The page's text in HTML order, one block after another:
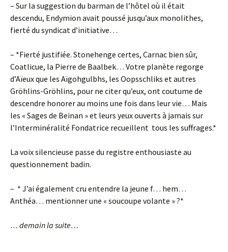
– Sur la suggestion du barman de l’hôtel où il était
descendu, Endymion avait poussé jusqu’aux monolithes,
fierté du syndicat d’initiative…
– *Fierté justifiée. Stonehenge certes, Carnac bien sûr,
Coatlicue, la Pierre de Baalbek… Votre planète regorge
d’Aïeux que les Aïgohgulbhs, les Oopsschliks et autres
Gröhlins-Gröhlins, pour ne citer qu’eux, ont coutume de
descendre honorer au moins une fois dans leur vie… Mais
les « Sages de Beinan » et leurs yeux ouverts à jamais sur
l’Interminéralité Fondatrice recueillent tous les suffrages.*
La voix silencieuse passe du registre enthousiaste au
questionnement badin.
– * J’ai également cru entendre la jeune f… hem…
Anthéa… mentionner une « soucoupe volante » ?*
… demain la suite…